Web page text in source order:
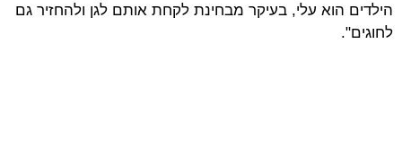
הילדים הוא עלי, בעיקר מבחינת לקחת אותם לגן ולהחזיר גם
לחוגים".